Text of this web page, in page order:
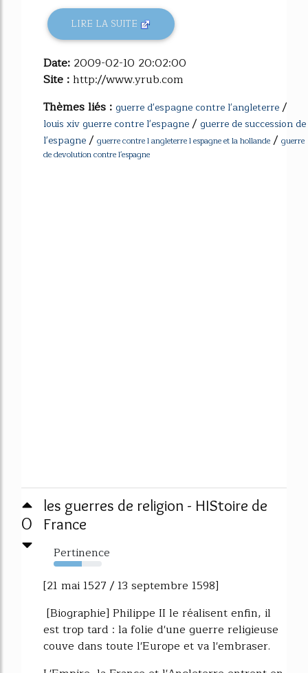
LIRE LA SUITE
Date: 2009-02-10 20:02:00
Site :http://www.yrub.com
Thèmes liés : guerre d'espagne contre l'angleterre/
louis xiv guerre contre l'espagne/ guerre de succession de
l'espagne/ guerre contre l angleterre l espagne et la hollande / guerre
de devolution contre l'espagne
0
les guerres de religion - HIStoire de
France
Pertinence
58%
[21 mai 1527 / 13 septembre 1598]
[Biographie] Philippe II le réalisent enfin, il
est trop tard : la folie d'une guerre religieuse
couve dans toute l'Europe et va l'embraser.